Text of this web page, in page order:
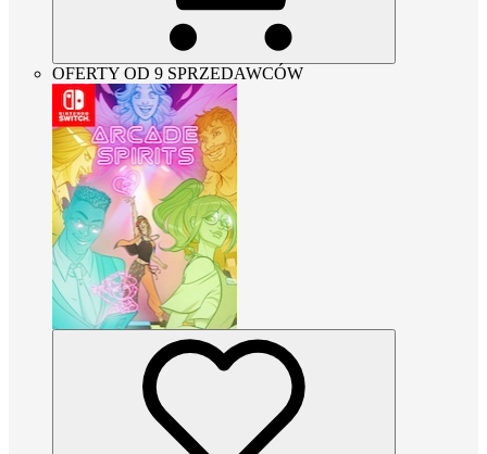
OFERTY OD 9 SPRZEDAWCÓW